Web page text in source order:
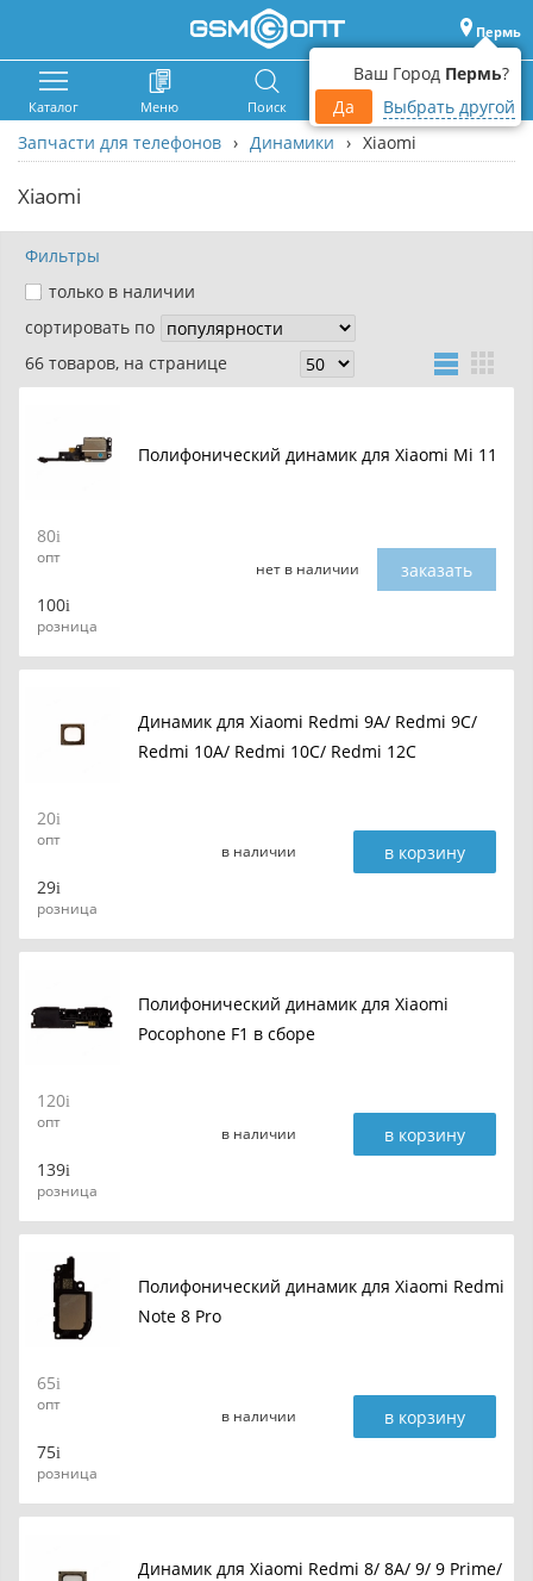
Ваш Город Пермь?
Да
Выбрать другой
Пермь
Каталог Меню Поиск Корзина Войти
Запчасти для телефонов › Динамики › Xiaomi
Xiaomi
Фильтры
только в наличии
сортировать по
66 товаров, на странице
Полифонический динамик для Xiaomi Mi 11
80
опт
100
розница
нет в наличии заказать
Динамик для Xiaomi Redmi 9A/ Redmi 9C/
Redmi 10A/ Redmi 10C/ Redmi 12C
20
опт
29
розница
в наличии в корзину
Полифонический динамик для Xiaomi
Pocophone F1 в сборе
120
опт
139
розница
в наличии в корзину
Полифонический динамик для Xiaomi Redmi
Note 8 Pro
65
опт
75
розница
в наличии в корзину
Динамик для Xiaomi Redmi 8/ 8A/ 9/ 9 Prime/